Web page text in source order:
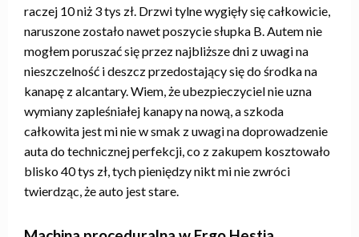
raczej 10 niż 3 tys zł. Drzwi tylne wygięły się całkowicie,
naruszone zostało nawet poszycie słupka B. Autem nie
mogłem poruszać się przez najbliższe dni z uwagi na
nieszczelność i deszcz przedostający się do środka na
kanapę z alcantary. Wiem, że ubezpieczyciel nie uzna
wymiany zapleśniałej kanapy na nową, a szkoda
całkowita jest mi nie w smak z uwagi na doprowadzenie
auta do technicznej perfekcji, co z zakupem kosztowało
blisko 40 tys zł, tych pieniędzy nikt mi nie zwróci
twierdząc, że auto jest stare.